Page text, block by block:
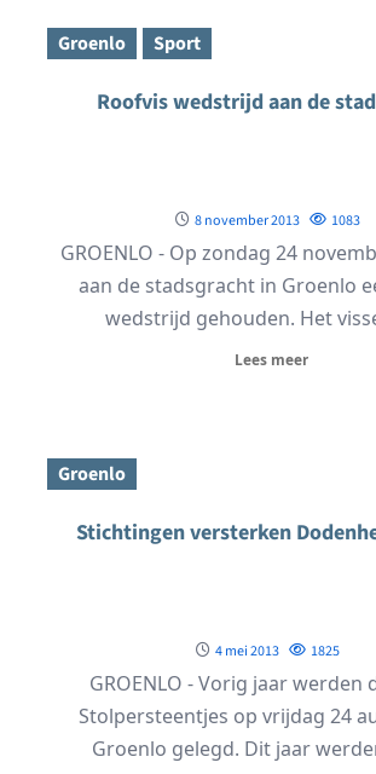
Groenlo Sport
Roofvis wedstrijd aan de
8 november 2013 1083
GROENLO - Op zondag 24
aan de stadsgracht in Groenlo
wedstrijd gehouden. Het
Lees meer
Groenlo
Stichtingen versterken
4 mei 2013 1825
GROENLO - Vorig jaar werden
Stolpersteentjes op vrijdag 24
Groenlo gelegd. Dit jaar